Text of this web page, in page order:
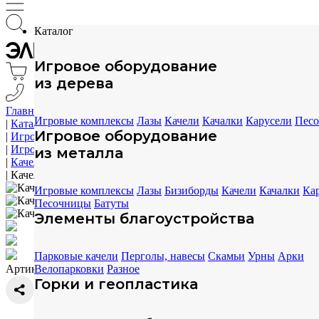
Каталог
Игровое оборудование
из дерева
Игровые комплексы Лазы Качели Качалки Карусели
Игровое оборудование
из металла
Игровые комплексы Лазы Бизиборды Качели Качалки
Песочницы Батуты
Элементы благоустройства
Парковые качели Перголы, навесы Скамьи Урны Арки
Велопарковки Разное
Горки и геопластика
Главная
| Каталог
| Игровое оборудование
| Игровое оборудование из дерева
| Качели
| Качели с люлькой ELMAF 314453
Артикул: 314453